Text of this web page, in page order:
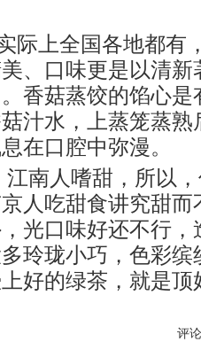
际上全国各地都有
、口味更是以清
香菇蒸饺的馅心
汁水，上蒸笼蒸
在口腔中弥漫。
江南人嗜甜，所以
人吃甜食讲究甜
光口味好还不行
玲珑小巧，色彩
好的绿茶，就是顶
评